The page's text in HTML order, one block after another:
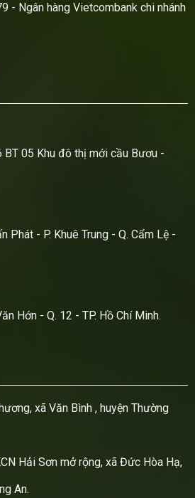
- Ngân hàng Vietcombank chi nhánh
05 Khu đô thị mới cầu Bươu -
Phát - P. Khuê Trung - Q. Cẩm Lệ -
Hớn - Q. 12 - TP. Hồ Chí Minh.
xã Văn Bình , huyện Thường
Hải Sơn mở rộng, xã Đức Hòa Hạ,
An.